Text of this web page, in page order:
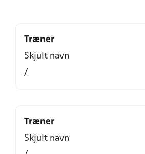
Træner
Skjult navn
/
Træner
Skjult navn